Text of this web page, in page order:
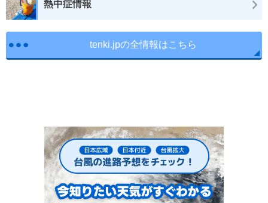
熱中症情報
tenki.jpの全情報はこちら